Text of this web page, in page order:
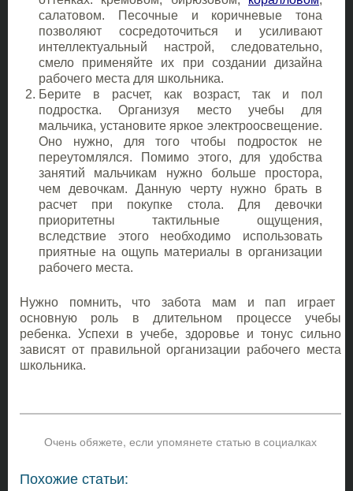
салатовом. Песочные и коричневые тона
позволяют сосредоточиться и усиливают
интеллектуальный настрой, следовательно,
смело применяйте их при создании дизайна
рабочего места для школьника.
Берите в расчет, как возраст, так и пол
подростка. Организуя место учебы для
мальчика, установите яркое электроосвещение.
Оно нужно, для того чтобы подросток не
переутомлялся. Помимо этого, для удобства
занятий мальчикам нужно больше простора,
чем девочкам. Данную черту нужно брать в
расчет при покупке стола. Для девочки
приоритетны тактильные ощущения,
вследствие этого необходимо использовать
приятные на ощупь материалы в организации
рабочего места.
Нужно помнить, что забота мам и пап играет
основную роль в длительном процессе учебы
ребенка. Успехи в учебе, здоровье и тонус сильно
зависят от правильной организации рабочего места
школьника.
Очень обяжете, если упомянете статью в социалках
Похожие статьи: